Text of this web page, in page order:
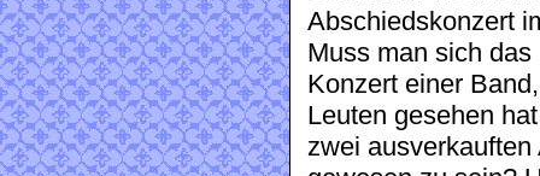
Abschiedskonzert
Muss man sich
Konzert einer
Leuten gesehen
zwei